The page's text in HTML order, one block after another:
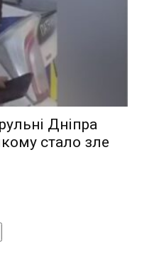
Дніпра
стало зле